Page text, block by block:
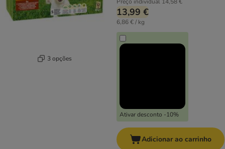
3 opções
13,99 €
6,86 € / kg
Ativar desconto -10%
Adicionar ao carrinho